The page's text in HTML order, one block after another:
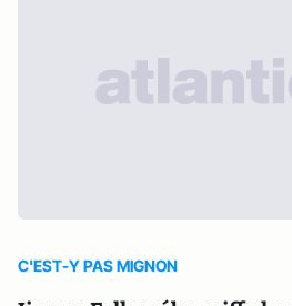
C'EST-Y PAS MIGNON